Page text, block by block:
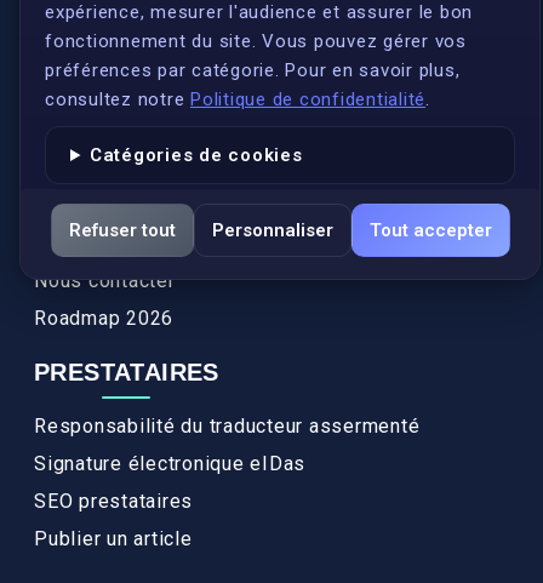
expérience, mesurer l'audience et assurer le bon
fonctionnement du site. Vous pouvez gérer vos
préférences par catégorie. Pour en savoir plus,
consultez notre Politique de confidentialité.
Catégories de cookies
Refuser tout Personnaliser Tout accepter
Qui sommes-nous ?
Conformité
Annuaires des traducteurs assermentés
Actualités
Services
FAQ
Nous contacter
Roadmap 2026
PRESTATAIRES
Responsabilité du traducteur assermenté
Signature électronique eIDas
SEO prestataires
Publier un article